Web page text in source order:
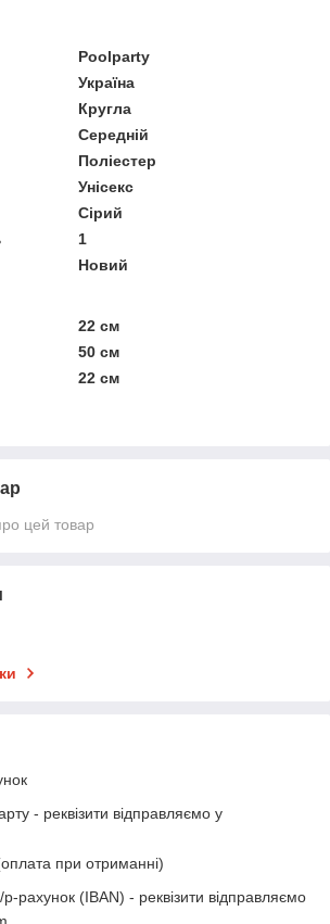
Poolparty
Україна
Кругла
Середній
Поліестер
Унісекс
Сірий
1
Новий
22 см
50 см
22 см
цей товар
- реквізити відправляємо у
при отриманні)
рахунок (IBAN) - реквізити відправляємо